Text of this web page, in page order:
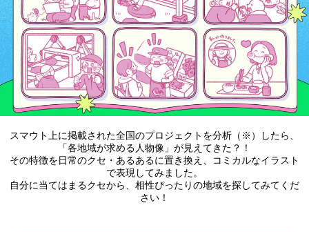
スマウト上に掲載された全国のプロジェクトを分析（※）したら、
「各地域が求める人物像」が見えてきた？！
その特徴を日常のクセ・あるあるに置き換え、コミカルなイラスト
で表現してみました。
自分に当てはまるクセから、相性ぴったりの地域を探してみてくだ
さい！